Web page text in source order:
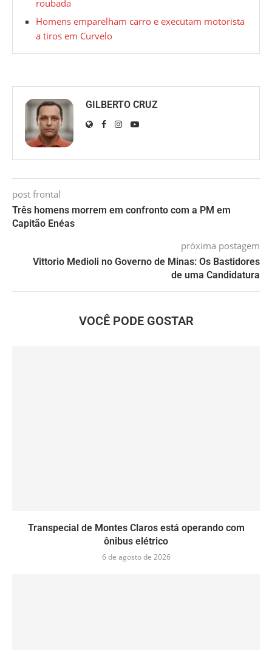
roubada
Homens emparelham carro e executam motorista
a tiros em Curvelo
GILBERTO CRUZ
post frontal
Três homens morrem em confronto com a PM em
Capitão Enéas
próxima postagem
Vittorio Medioli no Governo de Minas: Os Bastidores
de uma Candidatura
VOCÊ PODE GOSTAR
Transpecial de Montes Claros está operando com
ônibus elétrico
6 de agosto de 2026